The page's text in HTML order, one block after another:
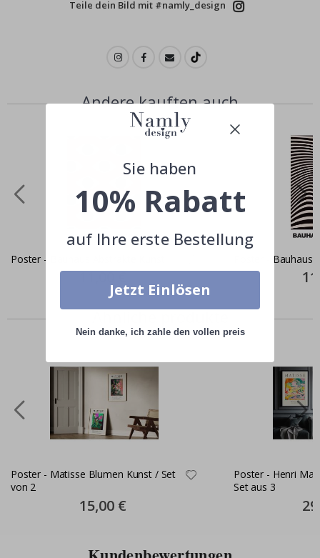
Teile dein Bild mit #namly_design
Andere kauften auch
Poster - Bauhaus Abstrakte Kunst
Special
11,00 €
Poster - Bauhaus
Ähnliche produkte
Poster - Matisse Blumen Kunst / Set
von 2
Special
Price
15,00 €
Poster - Henri
Set aus 3
Sie haben
10% Rabatt
auf Ihre erste Bestellung
Jetzt Einlösen
Nein danke, ich zahle den vollen preis